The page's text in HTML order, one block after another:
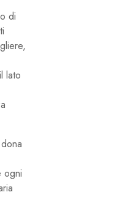
di
lato
ogni